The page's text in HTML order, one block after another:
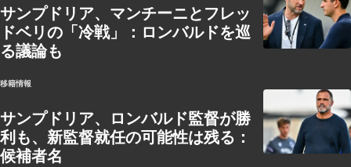
サンプドリア、マンチーニとフレッ
ドベリの「冷戦」：ロンバルドを巡
る議論も
移籍情報
サンプドリア、ロンバルド監督が勝
利も、新監督就任の可能性は残る：
候補者名